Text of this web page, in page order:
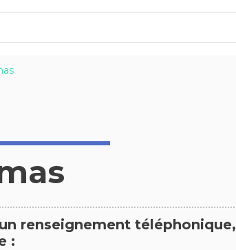
renseignement téléphonique,
: